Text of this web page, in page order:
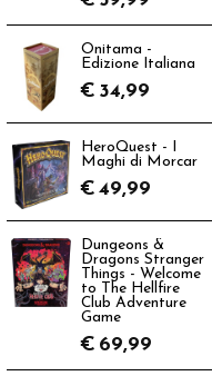
Onitama -
Edizione Italiana
€ 34,99
HeroQuest - I
Maghi di Morcar
€ 49,99
Dungeons &
Dragons Stranger
Things - Welcome
to The Hellfire
Club Adventure
Game
€ 69,99